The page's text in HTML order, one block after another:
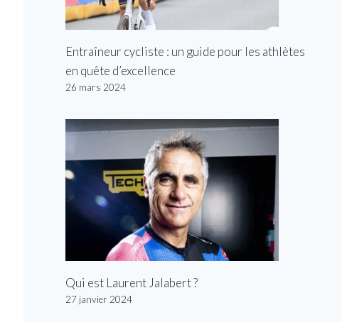
Entraîneur cycliste : un guide pour les athlètes
en quête d’excellence
26 mars 2024
Qui est Laurent Jalabert ?
27 janvier 2024